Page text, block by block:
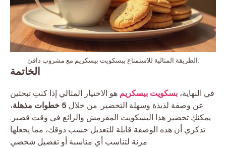
الطريقة المثالية للاستمتاع ببسكويت بيسكريم مع مشروب دافئ.
الخاتمة
في النهاية، بسكويت بيسكريم هو الاختيار المثالي إذا كنتِ تبحثين
عن وصفة لذيذة وسهلة التحضير. من خلال 5 خطوات مذهلة
،
يمكنكِ تحضير هذا البسكويت المقرمش والرائع في وقت قصير.
تذكري أن هذه الوصفة قابلة للتعديل حسب ذوقك، مما يجعلها
مرنة لتناسب أي مناسبة أو تفضيل شخصي.